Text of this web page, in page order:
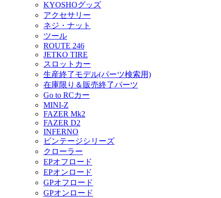
KYOSHOグッズ
アクセサリー
ネジ・ナット
ツール
ROUTE 246
JETKO TIRE
スロットカー
生産終了モデル(パーツ検索用)
在庫限り＆販売終了パーツ
Go to RCカー
MINI-Z
FAZER Mk2
FAZER D2
INFERNO
ビンテージシリーズ
クローラー
EPオフロード
EPオンロード
GPオフロード
GPオンロード